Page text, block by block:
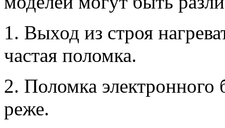
1. Выход из строя
частая поломка.
2. Поломка электронного
реже.